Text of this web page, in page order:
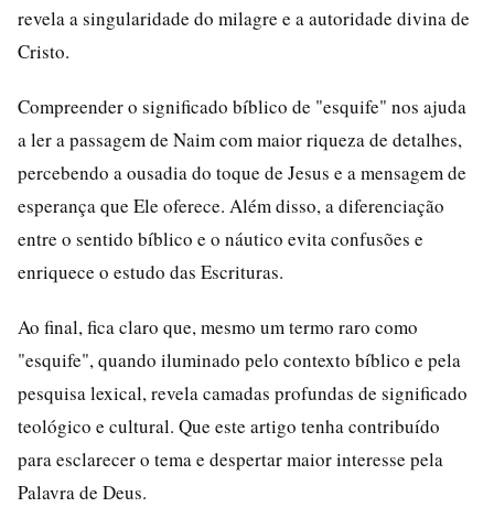
revela a singularidade do milagre e a autoridade divina de
Cristo.
Compreender o significado bíblico de "esquife" nos ajuda
a ler a passagem de Naim com maior riqueza de detalhes,
percebendo a ousadia do toque de Jesus e a mensagem de
esperança que Ele oferece. Além disso, a diferenciação
entre o sentido bíblico e o náutico evita confusões e
enriquece o estudo das Escrituras.
Ao final, fica claro que, mesmo um termo raro como
"esquife", quando iluminado pelo contexto bíblico e pela
pesquisa lexical, revela camadas profundas de significado
teológico e cultural. Que este artigo tenha contribuído
para esclarecer o tema e despertar maior interesse pela
Palavra de Deus.